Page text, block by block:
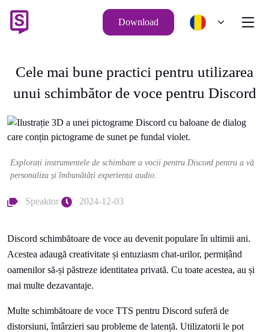
Download
Cele mai bune practici pentru utilizarea
unui schimbător de voce pentru Discord
Explorați instrumentele de schimbare a vocii pentru Discord pentru a vă
personaliza și îmbunătăți experiența audio.
Speaktor 2024-12-03
Discord schimbătoare de voce au devenit populare în ultimii ani.
Acestea adaugă creativitate și entuziasm chat-urilor, permițând
oamenilor să-și păstreze identitatea privată. Cu toate acestea, au și
mai multe dezavantaje.
Multe schimbătoare de voce TTS pentru Discord suferă de
distorsiuni, întârzieri sau probleme de latență. Utilizatorii le pot